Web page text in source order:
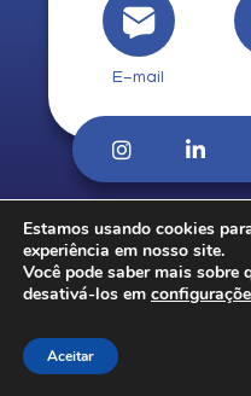
E-mail
©
Estamos usando cookies
experiência em nosso site.
Você pode saber mais sobre
desativá-los em
Aceitar